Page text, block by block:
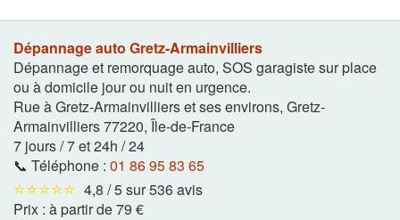
Dépannage auto Gretz-Armainvilliers
Dépannage et remorquage auto, SOS garagiste sur place
ou à domicile jour ou nuit en urgence.
Rue à Gretz-Armainvilliers et ses environs, Gretz-
Armainvilliers77220, Île-de-France
7 jours / 7 et 24h / 24
📞 Téléphone : 01 86 95 83 65
⭐⭐⭐⭐⭐ 4,8 / 5 sur 536 avis
Prix : à partir de 79 €